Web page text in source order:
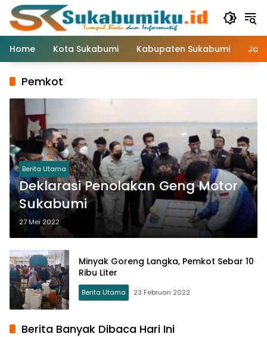
Langsung
konten
Home
Kota Sukabumi Kabupaten Sukabumi
Pemkot
Berita Utama
Deklarasi Penolakan Geng Motor
Sukabumi
27 Mei 2022
Minyak Goreng Langka, Pemkot Sebar 10
Ribu Liter
Berita Utama 23 Februari 2022
Berita Banyak Dibaca Hari Ini